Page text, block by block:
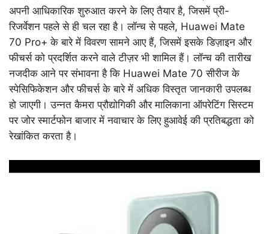
अपनी आधिकारिक शुरुआत करने के लिए तैयार है, जिसमें प्री-
रिजर्वेशन पहले से ही चल रहा है। लॉन्च से पहले, Huawei Mate
70 Pro+ के बारे में विवरण सामने आए हैं, जिसमें इसके डिज़ाइन और
फीचर्स को प्रदर्शित करने वाले टीज़र भी शामिल हैं। लॉन्च की तारीख
नजदीक आने पर संभावना है कि Huawei Mate 70 सीरीज के
स्पेसिफिकेशन और फीचर्स के बारे में अधिक विस्तृत जानकारी उपलब्ध
हो जाएगी। उन्नत कैमरा प्रौद्योगिकी और मालिकाना ऑपरेटिंग सिस्टम
पर जोर स्मार्टफोन बाजार में नवाचार के लिए हुआवेई की प्रतिबद्धता को
रेखांकित करता है।